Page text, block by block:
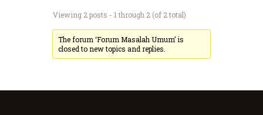
Viewing 2 posts - 1 through 2 (of 2 total)
The forum ‘Forum Masalah Umum’ is
closed to new topics and replies.